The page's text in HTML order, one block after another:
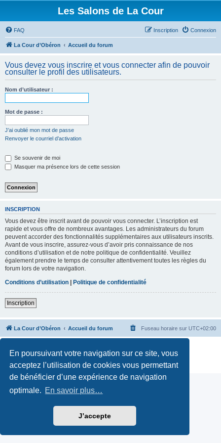
En poursuivant votre navigation sur ce site, vous
acceptez l’utilisation de cookies vous permettant
de bénéficier d’une expérience de navigation
optimale. En savoir plus…
J’accepte
Les Salons de La Cour
FAQ Connexion
Inscription
La Cour d’Obéron Accueil du forum
Vous devez vous inscrire et vous connecter afin de pouvoir
consulter le profil des utilisateurs.
Nom d’utilisateur :
Mot de passe :
J’ai oublié mon mot de passe
Renvoyer le courriel d’activation
Se souvenir de moi
Masquer ma présence lors de cette session
INSCRIPTION
Vous devez être inscrit avant de pouvoir vous connecter. L’inscription est
rapide et vous offre de nombreux avantages. Les administrateurs du forum
peuvent accorder des fonctionnalités supplémentaires aux utilisateurs inscrits.
Avant de vous inscrire, assurez-vous d’avoir pris connaissance de nos
conditions d’utilisation et de notre politique de confidentialité. Veuillez
également prendre le temps de consulter attentivement toutes les règles du
forum lors de votre navigation.
Conditions d’utilisation | Politique de confidentialité
Inscription
La Cour d’Obéron Accueil du forum Fuseau horaire sur UTC+02:00
Traduction française officielle ©Qiaeru
Confidentialité|Conditions